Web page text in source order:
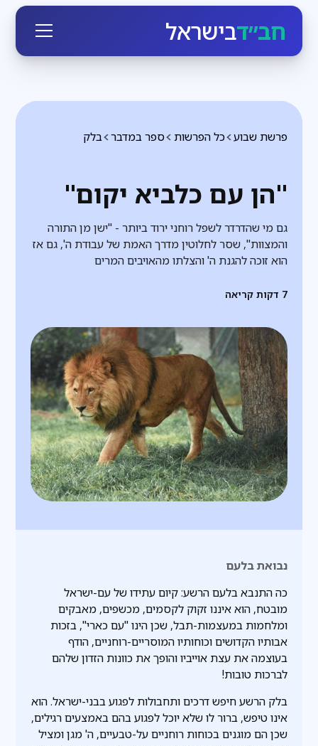
חב״דבישראל
בלק ספר במדבר כל הפרשות פרשת שבוע
"הן עם כלביא יקום"
גם מי שהדרדר לשפל רוחני ירוד ביותר - "ישן מן התורה
והמצוות", שסר לחלוטין מדרך האמת של עבודת ה', גם אז
הוא זוכה להגנת ה' והצלתו מהאויבים המרים
7 דקות קריאה
נבואת בלעם
כה התנבא בלעם הרשע: קיום עתידו של עם-ישראל
מובטח, הוא איננו זקוק לקסמים, מכשפים, מאבקים
ומלחמות במעצמות-תבל, שכן הינו "עם כארי", בזכות
אבותיו הקדושים וכוחותיו המוסריים-רוחניים, הודף
בעוצמה את עצת אוייביו והופך את כוונות הזדון שלהם
לברכות טובות!
בלק הרשע חיפש דרכים ותחבולות לפגוע בבני-ישראל. הוא
אינו טיפש, ברור לו שלא יוכל לפגוע בהם באמצעים רגילים,
שכן הם מוגנים בכוחות רוחניים על-טבעיים, ה' מגן ומציל